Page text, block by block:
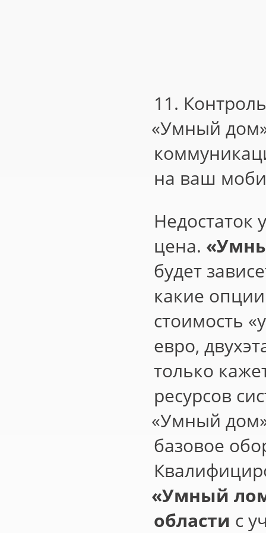
11.
«Умный
на ваш
Недостаток
цена. «
будет
какие
стоимость «
евро,
только
ресурсов
«Умный
базовое
«Умный
области с